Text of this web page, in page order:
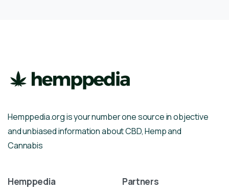
Hemppedia.org is your number one source in objective
and unbiased information about CBD, Hemp and
Cannabis
Hemppedia Partners